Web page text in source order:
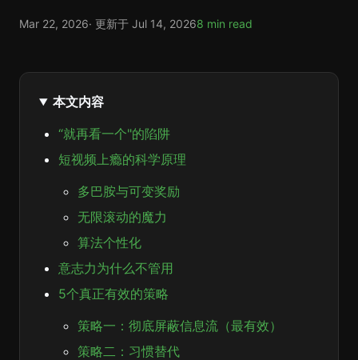
Mar 22, 2026· 更新于 Jul 14, 20268 min read
本文内容
“就再看一个"的陷阱
短视频上瘾的科学原理
多巴胺与可变奖励
无限滚动的魔力
算法个性化
意志力为什么不管用
5个真正有效的策略
策略一：彻底屏蔽信息流（最有效）
策略二：习惯替代